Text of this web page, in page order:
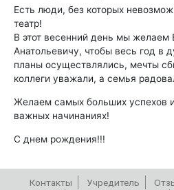
Есть люди, без которых
театр!
В этот весенний день мы желаем
Анатольевичу, чтобы весь год в
планы осуществлялись, мечты
коллеги уважали, а семья
Желаем самых больших успехов
важных начинаниях!
С днем рождения!!!
Контакты Учредитель